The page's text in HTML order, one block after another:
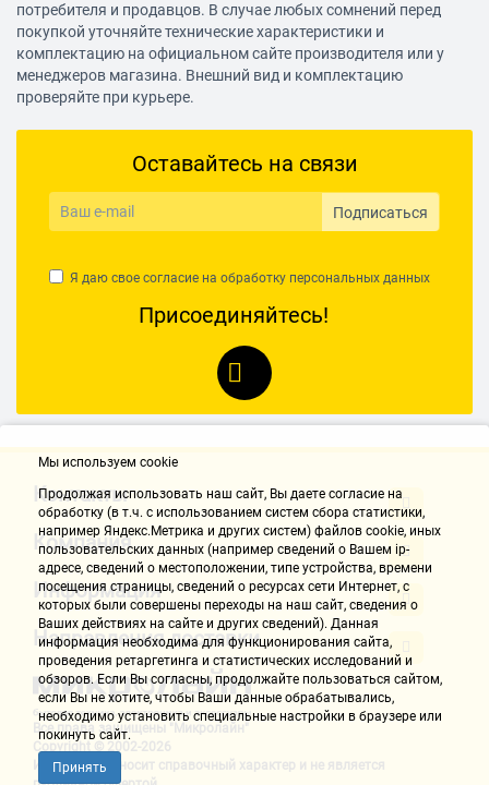
Габариты
Размеры (ШxВxД)
78x37x115 мм
800/1200/1600 dpi
потребителя и продавцов. В случае любых сомнений перед
покупкой уточняйте технические характеристики и
комплектацию на официальном сайте производителя или у
менеджеров магазина. Внешний вид и комплектацию
проверяйте при курьере.
Оставайтесь на связи
Подписаться
Я даю свое согласие на обработку персональных данных
Присоединяйтесь!
Контакты
Компания
Информация
Направления доставки
Все права защищены "Микролайн"
Copyright © 2002-2026
Информация носит справочный характер и не является
Мы используем cookie
Продолжая использовать наш cайт, Вы даете согласие на
обработку (в т.ч. с использованием систем сбора статистики,
например Яндекс.Метрика и других систем) файлов cookie, иных
пользовательских данных (например сведений о Вашем ip-
адресе, сведений о местоположении, типе устройства, времени
посещения страницы, сведений о ресурсах сети Интернет, с
которых были совершены переходы на наш сайт, сведения о
Ваших действиях на сайте и других сведений). Данная
информация необходима для функционирования сайта,
проведения ретаргетинга и статистических исследований и
обзоров. Если Вы согласны, продолжайте пользоваться сайтом,
если Вы не хотите, чтобы Ваши данные обрабатывались,
необходимо установить специальные настройки в браузере или
покинуть сайт.
Принять